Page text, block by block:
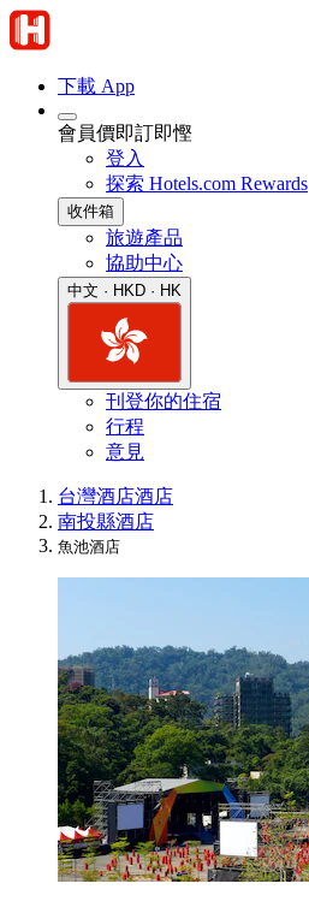
下載 App
會員價即訂即慳
登入
探索 Hotels.com Rewards
收件箱
旅遊產品
協助中心
中文 · HKD · HK
刊登你的住宿
行程
意見
台灣酒店酒店
南投縣酒店
魚池酒店